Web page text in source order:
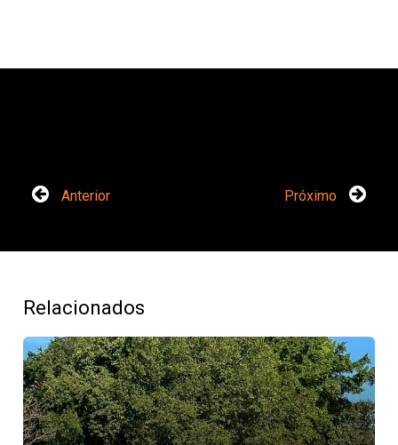
Anterior Próximo
Relacionados